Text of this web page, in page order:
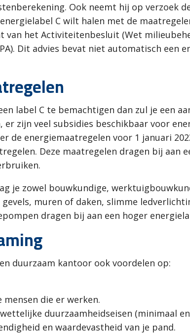
Ook neemt hij op verzoek
C wilt halen met de
van het Activiteitenbesluit (Wet
Dit advies bevat niet automatisch een
label C te bemachtigen dan zul je een
zijn veel subsidies beschikbaar voor
de energiemaatregelen voor 1 januari
Deze maatregelen dragen bij aan
je zowel bouwkundige,
muren of daken, slimme
dragen bij aan een hoger
duurzaam kantoor ook voordelen op:
die er werken.
duurzaamheidseisen (minimaal
en waardevastheid van je pand.